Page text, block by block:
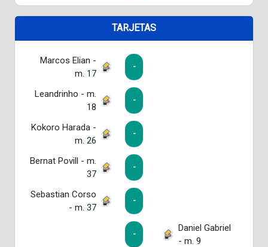
TARJETAS
Marcos Elian -
m. 17
-
Leandrinho - m.
18
-
Kokoro Harada -
m. 26
-
Bernat Povill - m.
37
-
Sebastian Corso
- m. 37
-
-
Daniel Gabriel
- m. 9